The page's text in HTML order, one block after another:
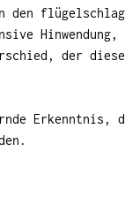
den
Hinwendung,
der diese